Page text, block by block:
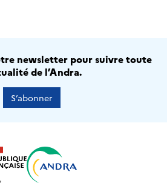
newsletter pour suivre toute
de l’Andra.
S’abonner